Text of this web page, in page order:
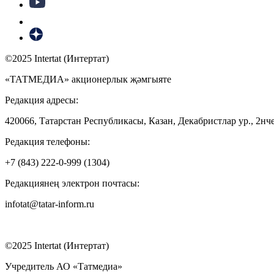
©2025 Intertat (Интертат)
«ТАТМЕДИА» акционерлык җәмгыяте
Редакция адресы:
420066, Татарстан Республикасы, Казан, Декабристлар ур.,
Редакция телефоны:
+7 (843) 222-0-999 (1304)
Редакциянең электрон почтасы:
infotat@tatar-inform.ru
©2025 Intertat (Интертат)
Учредитель АО «Татмедиа»